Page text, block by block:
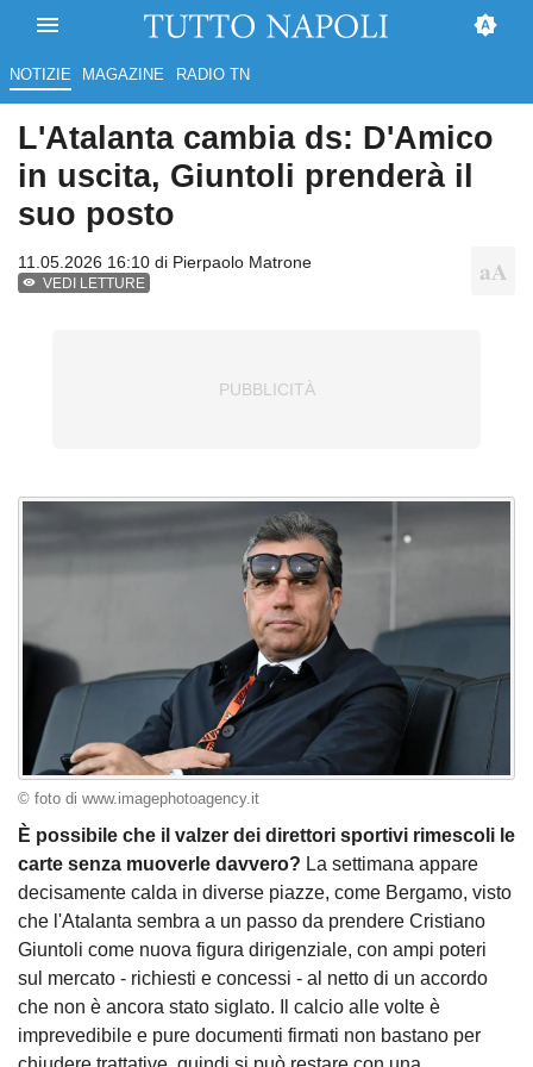
NOTIZIE MAGAZINE RADIO TN
L'Atalanta cambia ds: D'Amico
in uscita, Giuntoli prenderà il
suo posto
11.05.2026 16:10 di Pierpaolo Matrone
VEDI LETTURE
© foto di www.imagephotoagency.it
È possibile che il valzer dei direttori sportivi rimescoli le
carte senza muoverle davvero? La settimana appare
decisamente calda in diverse piazze, come Bergamo, visto
che l'Atalanta sembra a un passo da prendere Cristiano
Giuntoli come nuova figura dirigenziale, con ampi poteri
sul mercato - richiesti e concessi - al netto di un accordo
che non è ancora stato siglato. Il calcio alle volte è
imprevedibile e pure documenti firmati non bastano per